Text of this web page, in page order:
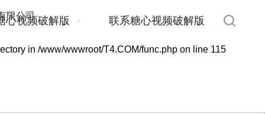
in /www/wwwroot/T4.COM/func.php on line 115
心视频破解版 联系糖心视频破解版